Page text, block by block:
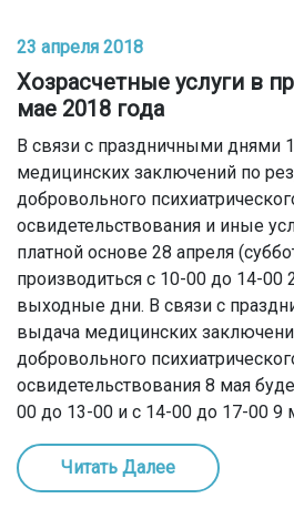
23 апреля 2018
Хозрасчетные услуги в
мае 2018 года
В связи с праздничными днями
медицинских заключений по
добровольного
освидетельствования и иные
платной основе 28 апреля
производиться с 10-00 до 14-00
выходные дни. В связи с
выдача медицинских
добровольного
освидетельствования 8 мая
00 до 13-00 и с 14-00 до 17-00 9
Читать Далее